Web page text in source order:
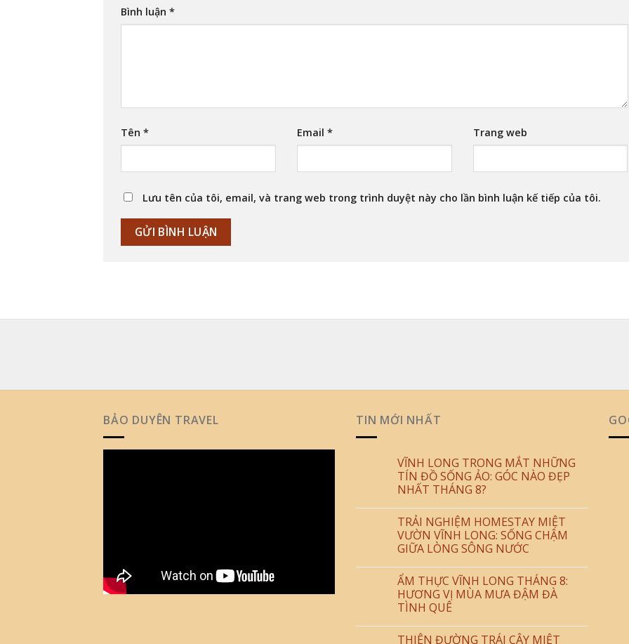
Bình luận *
Tên * Email * Trang web
Lưu tên của tôi, email, và trang web trong trình duyệt này cho lần bình luận kế tiếp của tôi.
BẢO DUYÊN TRAVEL TIN MỚI NHẤT
VĨNH LONG TRONG MẮT NHỮNG
TÍN ĐỒ SỐNG ẢO: GÓC NÀO ĐẸP
NHẤT THÁNG 8?
TRẢI NGHIỆM HOMESTAY MIỆT
VƯỜN VĨNH LONG: SỐNG CHẬM
GIỮA LÒNG SÔNG NƯỚC
ẨM THỰC VĨNH LONG THÁNG 8:
HƯƠNG VỊ MÙA MƯA ĐẬM ĐÀ
TÌNH QUÊ
THIÊN ĐƯỜNG TRÁI CÂY MIỆT